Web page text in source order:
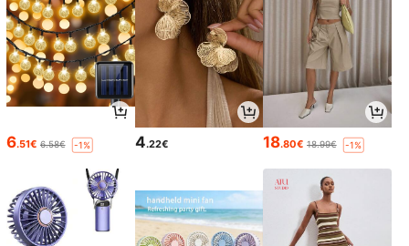
6.51€ 6.58€ -1% 4.22€ 18.80€ 18.99€ -1%